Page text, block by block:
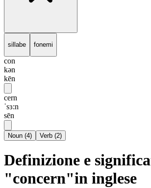
sillabe fonemi
con
kən
kēn
cern
ˈsɜ:n
sēn
Noun (4) Verb (2)
Definizione e
"concern"in inglese